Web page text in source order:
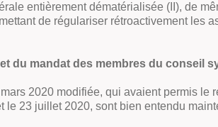
entièrement dématérialisée (II), de
de régulariser rétroactivement
du mandat des membres du conseil
2020 modifiée, qui avaient permis
23 juillet 2020, sont bien entendu